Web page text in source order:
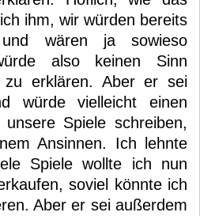
ihm, wir würden bereits
und wären ja sowieso
also keinen Sinn
zu erklären. Aber er sei
würde vielleicht einen
Spiele schreiben,
Ansinnen. Ich lehnte
Spiele wollte ich nun
soviel könnte ich
Aber er sei außerdem